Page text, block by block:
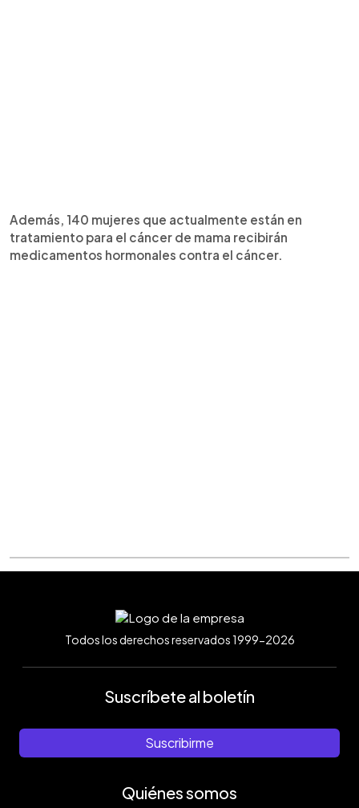
Además, 140 mujeres que actualmente están en
tratamiento para el cáncer de mama recibirán
medicamentos hormonales contra el cáncer.
Todos los derechos reservados 1999-2026
Suscríbete al boletín
Suscribirme
Quiénes somos